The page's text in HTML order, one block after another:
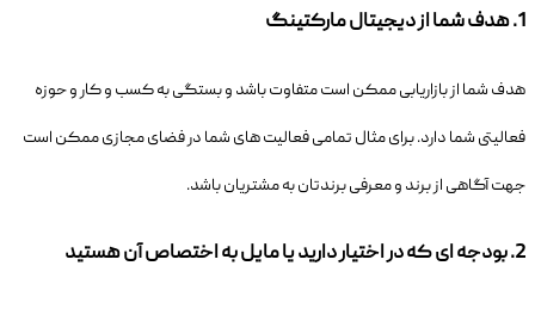
1. هدف شما از دیجیتال مارکتینگ
هدف شما از بازاریابی ممکن است متفاوت باشد و بستگی به کسب و کار و حوزه
فعالیتی شما دارد. برای مثال تمامی فعالیت های شما در فضای مجازی ممکن است
جهت آگاهی از برند و معرفی برندتان به مشتریان باشد.
2. بودجه ای که در اختیار دارید یا مایل به اختصاص آن هستید